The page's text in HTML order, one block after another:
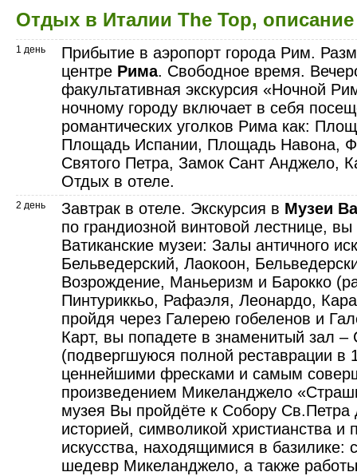
Отдых в Италии The Top,
1 день
Прибытие в аэропорт города Рим.
центре Рима. Свободное время.
факультативная экскурсия «Ночной
ночному городу включает в себя
романтических уголков Рима как:
Площадь Испании, Площадь Навона,
Святого Петра, Замок Сант Анджело,
Отдых в отеле.
2 день Завтрак в отеле. Экскурсия в Музеи
по грандиозной винтовой лестнице,
Ватиканские музеи: Залы античного
Бельведерский, Лаокоон,
Возрождение, Маньеризм и Барокко
Пинтуриккьо, Рафаэля, Леонардо,
пройдя через Галерею гобеленов и
Карт, вы попадете в знаменитый зал –
(подвергшуюся полной реставрации в
ценнейшими фресками и самым
произведением Микеланджело
музея Вы пройдёте к Собору Св.Петра
историей, символикой христианства и
искусства, находящимися в базилике:
шедевр Микеланджело, а также